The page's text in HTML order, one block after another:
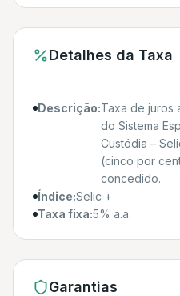
Detalhes da Taxa
Descrição:Taxa de juros
do Sistema
Custódia –
(cinco por
concedido.
Índice:Selic +
Taxa fixa:5% a.a.
Garantias